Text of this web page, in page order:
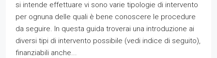
si intende effettuare vi sono varie tipologie di intervento
per ognuna delle quali è bene conoscere le procedure
da seguire. In questa guida troverai una introduzione ai
diversi tipi di intervento possibile (vedi indice di seguito),
finanziabili anche...